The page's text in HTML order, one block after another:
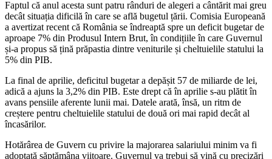
Faptul că anul acesta sunt patru rânduri de alegeri a cântărit mai greu
decât situația dificilă în care se află bugetul țării. Comisia Europeană
a avertizat recent că România se îndreaptă spre un deficit bugetar de
aproape 7% din Produsul Intern Brut, în condițiile în care Guvernul
și-a propus să țină prăpastia dintre veniturile și cheltuielile statului la
5% din PIB.
La final de aprilie, deficitul bugetar a depășit 57 de miliarde de lei,
adică a ajuns la 3,2% din PIB. Este drept că în aprilie s-au plătit în
avans pensiile aferente lunii mai. Datele arată, însă, un ritm de
creștere pentru cheltuielile statului de două ori mai rapid decât al
încasărilor.
Hotărârea de Guvern cu privire la majorarea salariului minim va fi
adoptată săptămâna viitoare. Guvernul va trebui să vină cu precizări